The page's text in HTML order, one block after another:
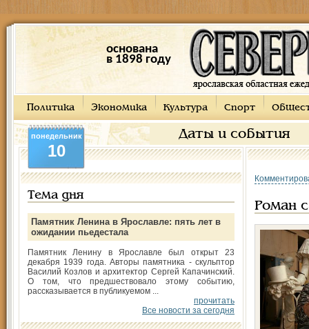
основана
в 1898 году
Политика Экономика Культура Спорт
Даты и события
понедельник
10
Тема дня
Памятник Ленина в Ярославле: пять лет в
ожидании пьедестала
Памятник Ленину в Ярославле был открыт 23
декабря 1939 года. Авторы памятника - скульптор
Василий Козлов и архитектор Сергей Капачинский.
О том, что предшествовало этому событию,
рассказывается в публикуемом ...
прочитать
Все новости за сегодня
Роман